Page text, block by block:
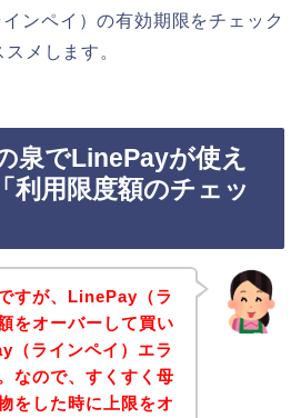
ンペイ）の有効期限をチェック
メします。
泉でLinePayが使え
利用限度額のチェッ
すが、LinePay（ラ
をオーバーして買い
（ラインペイ）エラ
なので、すくすく母
をした時に上限をオ